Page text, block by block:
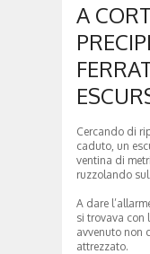
A
Cercando di
caduto, un
ventina di
ruzzolando
A dare
si trovava con
avvenuto non
attrezzato.